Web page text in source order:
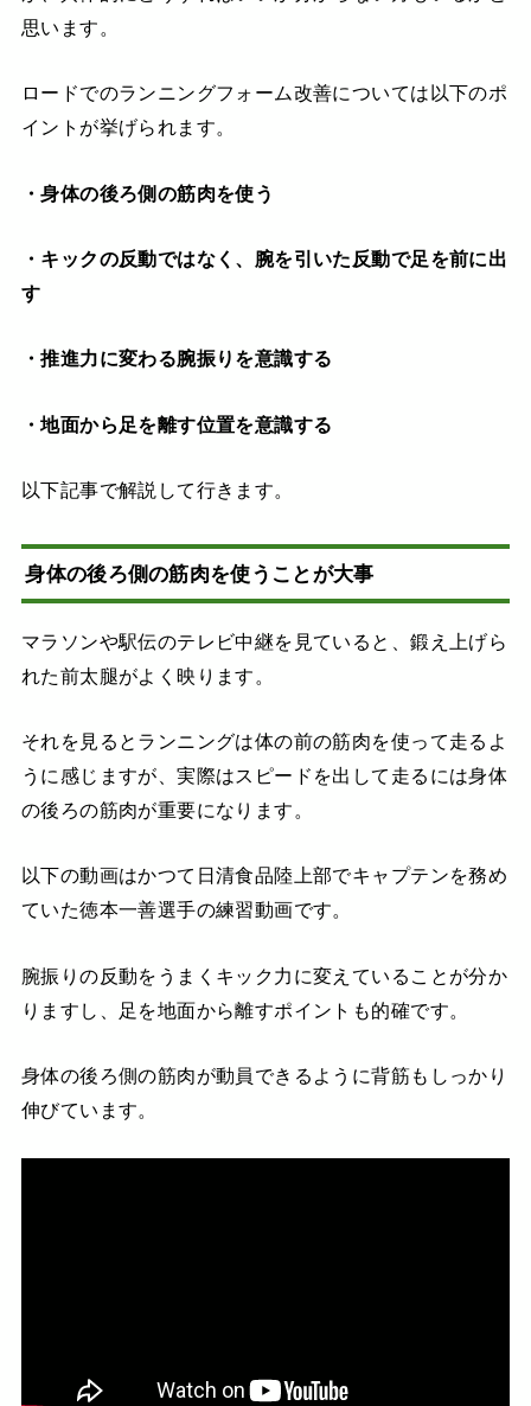
思います。
ロードでのランニングフォーム改善については以下のポ
イントが挙げられます。
・身体の後ろ側の筋肉を使う
・キックの反動ではなく、腕を引いた反動で足を前に出
す
・推進力に変わる腕振りを意識する
・地面から足を離す位置を意識する
以下記事で解説して行きます。
身体の後ろ側の筋肉を使うことが大事
マラソンや駅伝のテレビ中継を見ていると、鍛え上げら
れた前太腿がよく映ります。
それを見るとランニングは体の前の筋肉を使って走るよ
うに感じますが、実際はスピードを出して走るには身体
の後ろの筋肉が重要になります。
以下の動画はかつて日清食品陸上部でキャプテンを務め
ていた徳本一善選手の練習動画です。
腕振りの反動をうまくキック力に変えていることが分か
りますし、足を地面から離すポイントも的確です。
身体の後ろ側の筋肉が動員できるように背筋もしっかり
伸びています。